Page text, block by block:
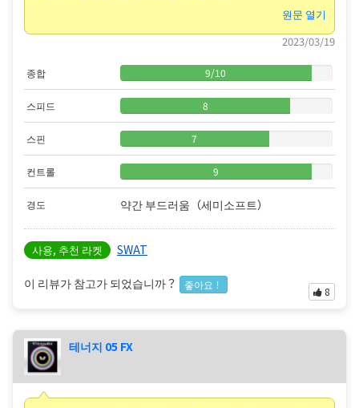
원문 열기
2023/03/19
종합 9/10
스피드 8
스핀 7
컨트롤 9
경도 약간 부드러움（세미소프트）
사용, 추천 라켓 SWAT
이 리뷰가 참고가 되었습니까？ 좋아요！
8
테너지 05 FX